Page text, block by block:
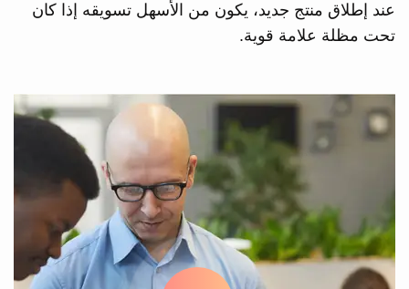
عند إطلاق منتج جديد، يكون من الأسهل تسويقه إذا كان
تحت مظلة علامة قوية.